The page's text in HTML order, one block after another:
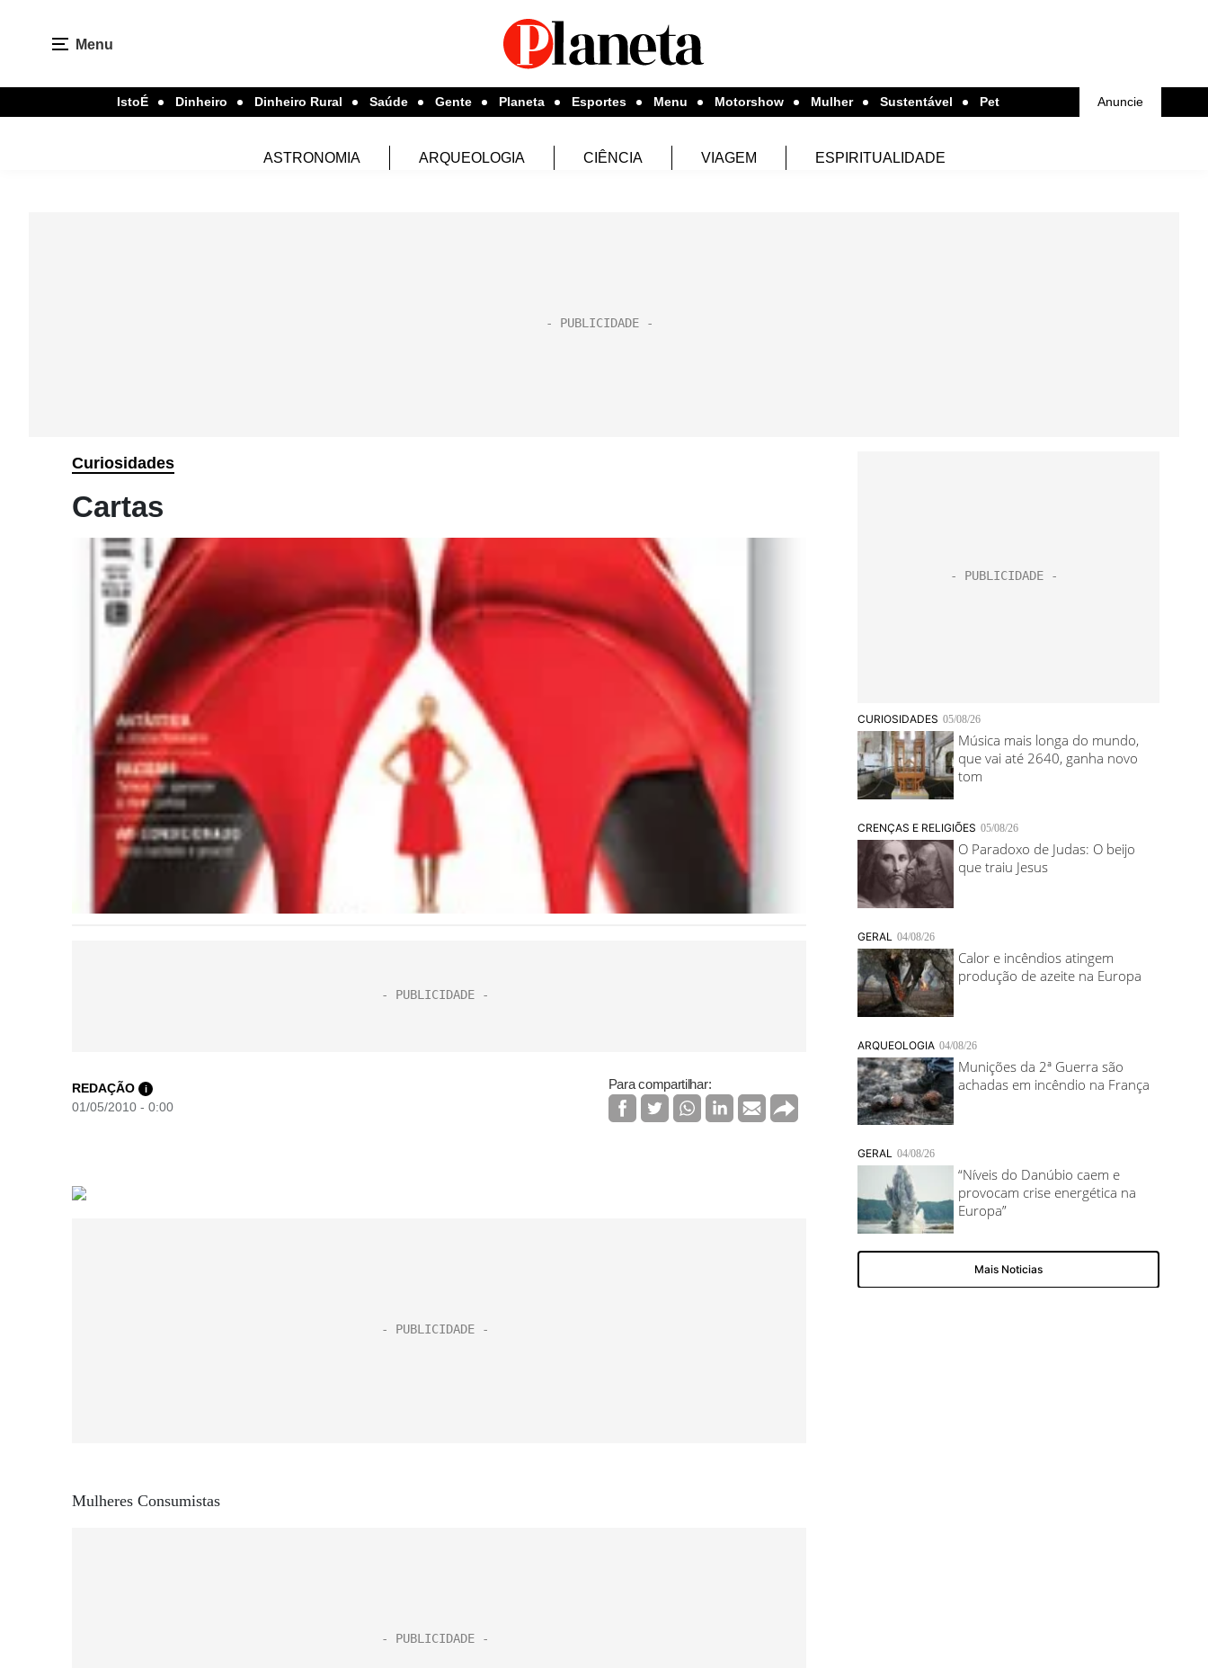
Menu
IstoÉ Dinheiro Dinheiro Rural Saúde Gente Planeta Esportes Menu Motorshow Mulher Sustentável Pet Anuncie
ASTRONOMIA ARQUEOLOGIA CIÊNCIA VIAGEM ESPIRITUALIDADE
Curiosidades
Cartas
REDAÇÃO i
01/05/2010 - 0:00
Para compartilhar:
Mulheres Consumistas